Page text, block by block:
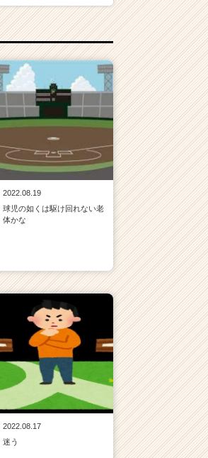
2022.08.19
球児の如くは駆け回れない老
体かな
2022.08.17
迷う